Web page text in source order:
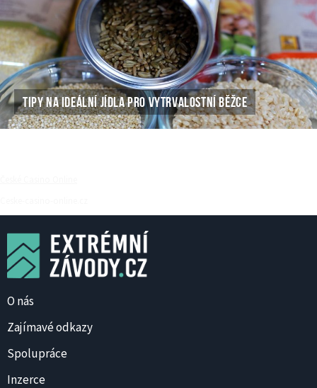
TIPY NA IDEÁLNÍ JÍDLA PRO VYTRVALOSTNÍ BĚŽCE
O nás
Zajímavé odkazy
Spolupráce
Inzerce